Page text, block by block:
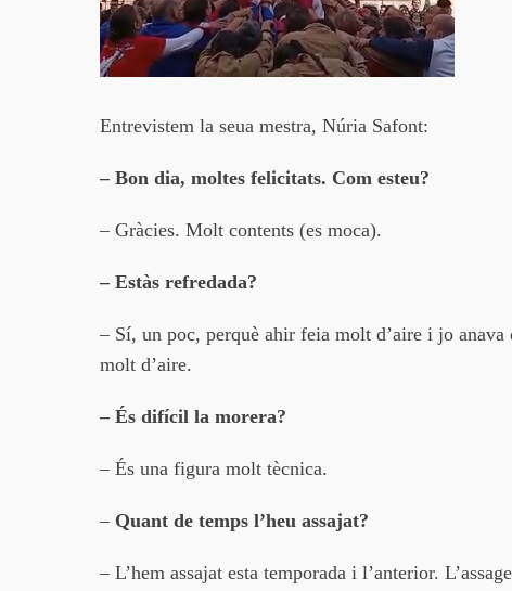
Entrevistem la seua mestra, Núria Safont:
– Bon dia, moltes felicitats. Com esteu?
– Gràcies. Molt contents (es moca).
– Estàs refredada?
– Sí, un poc, perquè ahir feia molt d’aire i jo
molt d’aire.
– És difícil la morera?
– És una figura molt tècnica.
– Quant de temps l’heu assajat?
– L’hem assajat esta temporada i l’anterior.